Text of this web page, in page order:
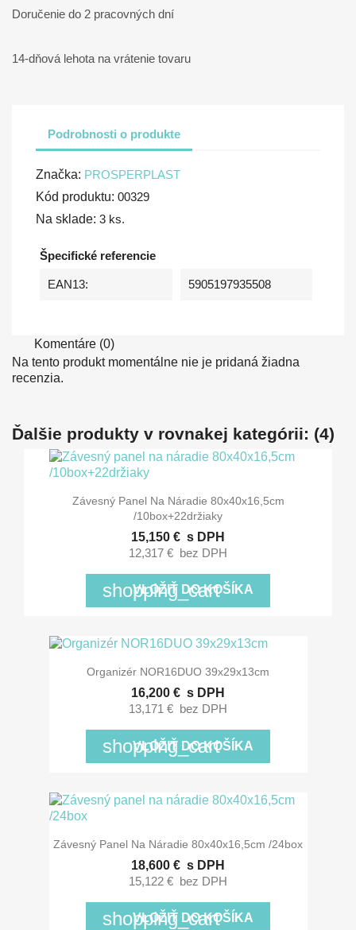
Doručenie do 2 pracovných dní
14-dňová lehota na vrátenie tovaru
Podrobnosti o produkte
Značka: PROSPERPLAST
Kód produktu: 00329
Na sklade: 3 ks.
Špecifické referencie
EAN13: 5905197935508
Komentáre (0)
Na tento produkt momentálne nie je pridaná žiadna
recenzia.
Ďalšie produkty v rovnakej kategórii: (4)
Závesný Panel Na Náradie 80x40x16,5cm
/10box+22držiaky
15,150 € s DPH
12,317 € bez DPH
shopping_cart
VLOŽIŤ DO KOŠÍKA
Organizér NOR16DUO 39x29x13cm
16,200 € s DPH
13,171 € bez DPH
shopping_cart
VLOŽIŤ DO KOŠÍKA
Závesný Panel Na Náradie 80x40x16,5cm /24box
18,600 € s DPH
15,122 € bez DPH
shopping_cart
VLOŽIŤ DO KOŠÍKA